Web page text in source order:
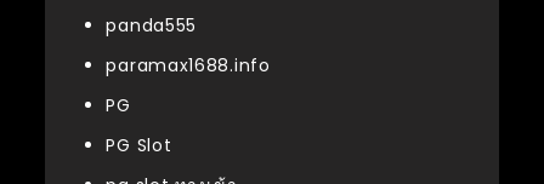
panda555
paramax1688.info
PG
PG Slot